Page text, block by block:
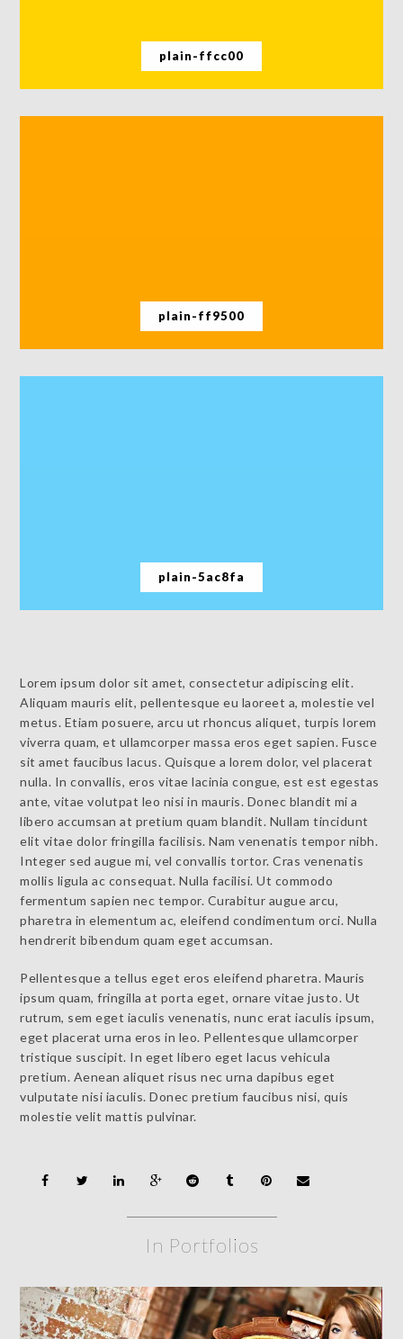
plain-ffcc00
plain-ff9500
plain-5ac8fa
Lorem ipsum dolor sit amet, consectetur adipiscing elit.
Aliquam mauris elit, pellentesque eu laoreet a, molestie vel
metus. Etiam posuere, arcu ut rhoncus aliquet, turpis lorem
viverra quam, et ullamcorper massa eros eget sapien. Fusce
sit amet faucibus lacus. Quisque a lorem dolor, vel placerat
nulla. In convallis, eros vitae lacinia congue, est est egestas
ante, vitae volutpat leo nisi in mauris. Donec blandit mi a
libero accumsan at pretium quam blandit. Nullam tincidunt
elit vitae dolor fringilla facilisis. Nam venenatis tempor nibh.
Integer sed augue mi, vel convallis tortor. Cras venenatis
mollis ligula ac consequat. Nulla facilisi. Ut commodo
fermentum sapien nec tempor. Curabitur augue arcu,
pharetra in elementum ac, eleifend condimentum orci. Nulla
hendrerit bibendum quam eget accumsan.
Pellentesque a tellus eget eros eleifend pharetra. Mauris
ipsum quam, fringilla at porta eget, ornare vitae justo. Ut
rutrum, sem eget iaculis venenatis, nunc erat iaculis ipsum,
eget placerat urna eros in leo. Pellentesque ullamcorper
tristique suscipit. In eget libero eget lacus vehicula
pretium. Aenean aliquet risus nec urna dapibus eget
vulputate nisi iaculis. Donec pretium faucibus nisi, quis
molestie velit mattis pulvinar.
In Portfolios